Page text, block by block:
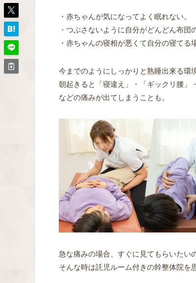
・赤ちゃんが気になってよく眠れない。
・つぶさないように自分がどんどん布団
・赤ちゃんの寝相が悪くて自分の寝てる
今までのようにしっかりと熟睡出来る環
朝起きると
「寝違え」 ・ 「ギックリ腰」 ・
などの痛みが出てしまうことも。
急な痛みの場合、すぐに見てもらいたい
そんな時は託児ルーム付きの幹整体院を